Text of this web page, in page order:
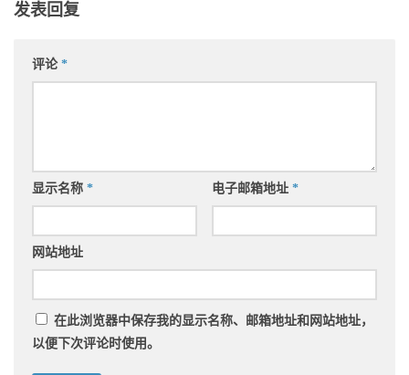
发表回复
评论 *
显示名称 * 电子邮箱地址 *
网站地址
在此浏览器中保存我的显示名称、邮箱地址和网站地址，
以便下次评论时使用。